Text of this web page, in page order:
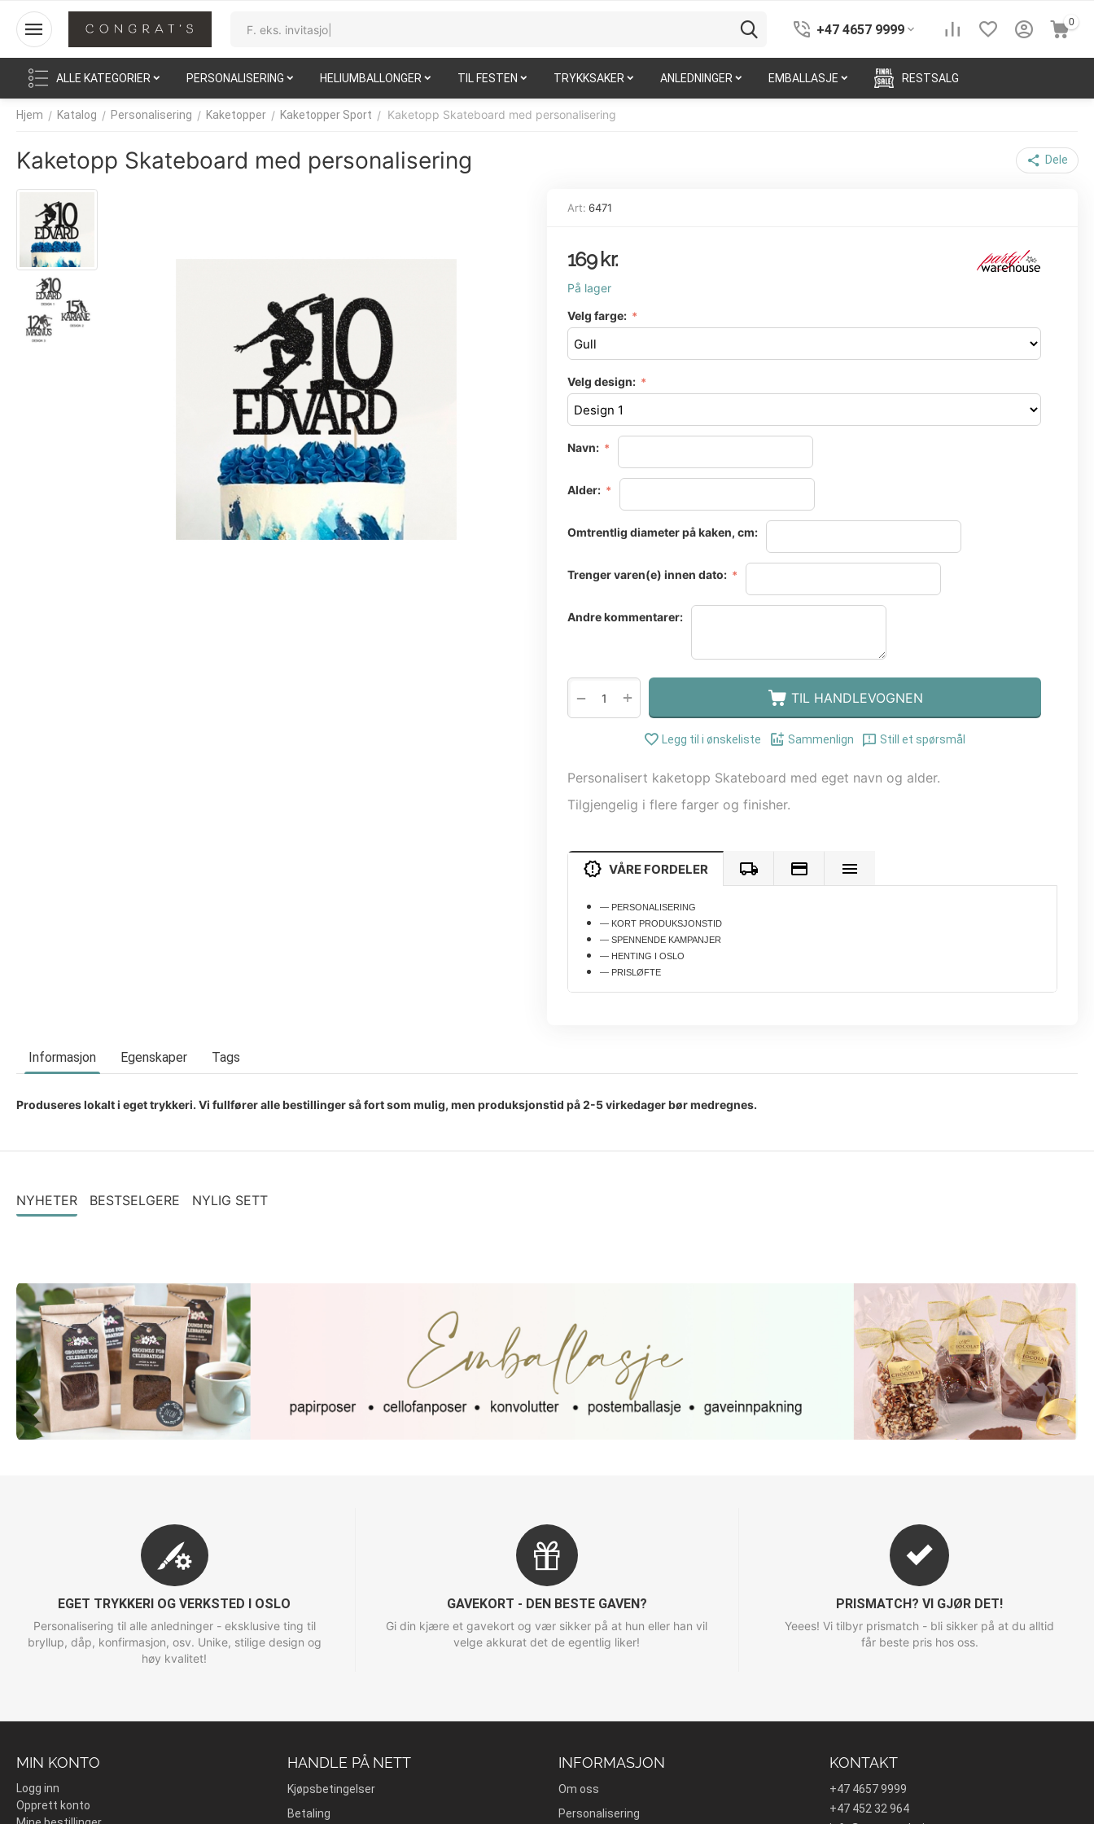
+47 4657 9999 0
ALLE KATEGORIER PERSONALISERING HELIUMBALLONGER TIL FESTEN TRYKKSAKER ANLEDNINGER EMBALLASJE RESTSALG
Hjem / Katalog / Personalisering / Kaketopper / Kaketopper Sport / Kaketopp Skateboard med personalisering
Kaketopp Skateboard med personalisering Dele
Art: 6471
169 kr.
På lager
Velg farge:
Velg design:
Navn:
Alder:
Omtrentlig diameter på kaken, cm:
Trenger varen(e) innen dato:
Andre kommentarer:
+
− TIL HANDLEVOGNEN
Legg til i ønskeliste Sammenlign Still et spørsmål
Personalisert kaketopp Skateboard med eget navn og alder.
Tilgjengelig i flere farger og finisher.
VÅRE FORDELER
— PERSONALISERING
— KORT PRODUKSJONSTID
— SPENNENDE KAMPANJER
— HENTING I OSLO
— PRISLØFTE
Informasjon Egenskaper Tags
Produseres lokalt i eget trykkeri. Vi fullfører alle bestillinger så fort som mulig, men produksjonstid på 2-5 virkedager bør medregnes.
NYHETER BESTSELGERE NYLIG SETT
EGET TRYKKERI OG VERKSTED I OSLO
Personalisering til alle anledninger - eksklusive ting til
bryllup, dåp, konfirmasjon, osv. Unike, stilige design og
høy kvalitet!
GAVEKORT - DEN BESTE GAVEN?
Gi din kjære et gavekort og vær sikker på at hun eller han vil
velge akkurat det de egentlig liker!
PRISMATCH? VI GJØR DET!
Yeees! Vi tilbyr prismatch - bli sikker på at du alltid
får beste pris hos oss.
MIN KONTO
Logg inn
Opprett konto
HANDLE PÅ NETT
Kjøpsbetingelser
Betaling
INFORMASJON
Om oss
Personalisering
KONTAKT
+47 4657 9999
+47 452 32 964